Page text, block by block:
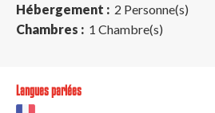
Hébergement : 2 Personne(s)
Chambres : 1 Chambre(s)
Langues parlées